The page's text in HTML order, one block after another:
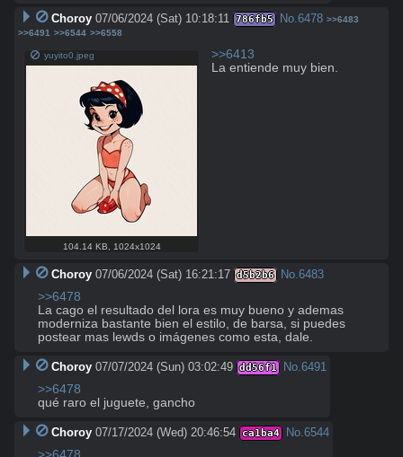
Choroy 07/06/2024 (Sat) 10:18:11 786fb5 No.6478 >>6483
>>6491 >>6544 >>6558
yuyito0.jpeg
104.14 KB 1024x1024
>>6413
La entiende muy bien.
Choroy 07/06/2024 (Sat) 16:21:17 d5b2b6 No. 6483
>>6478
La cago el resultado del lora es muy bueno y ademas
moderniza bastante bien el estilo, de barsa, si puedes
postear mas lewds o imágenes como esta, dale.
Choroy 07/07/2024 (Sun) 03:02:49 dd56f1 No. 6491
>>6478
qué raro el juguete, gancho
Choroy 07/17/2024 (Wed) 20:46:54 ca1ba4 No. 6544